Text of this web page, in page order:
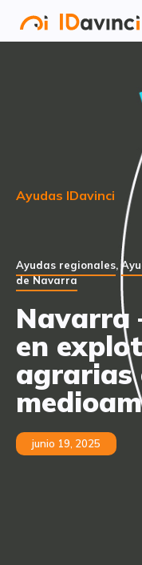
Ayudas IDavinci
Ayudas regionales,
de Navarra
Navarra
en
agrarias
junio 19, 2025